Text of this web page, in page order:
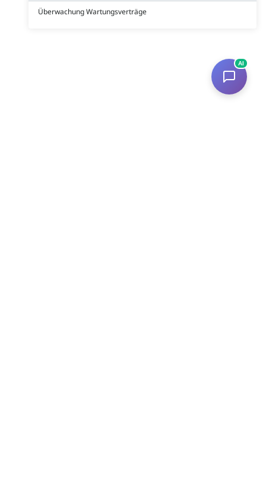
Überwachung Wartungsverträge
AI